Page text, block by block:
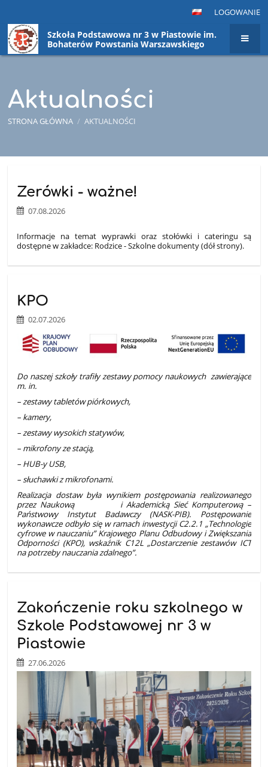
LOGOWANIE
Szkoła Podstawowa nr 3 w Piastowie im.
Bohaterów Powstania Warszawskiego
Aktualności
STRONA GŁÓWNA / AKTUALNOŚCI
Zerówki - ważne!
07.08.2026
Informacje na temat wyprawki oraz stołówki i cateringu są
dostępne w zakładce: Rodzice - Szkolne dokumenty (dół strony).
KPO
02.07.2026
Do naszej szkoły trafiły zestawy pomocy naukowych zawierające
m. in.
– zestawy tabletów piórkowych,
– kamery,
– zestawy wysokich statywów,
– mikrofony ze stacją,
– HUB-y USB,
– słuchawki z mikrofonami.
Realizacja dostaw była wynikiem postępowania realizowanego
przez Naukową i Akademicką Sieć Komputerową –
Państwowy Instytut Badawczy (NASK-PIB). Postępowanie
wykonawcze odbyło się w ramach inwestycji C2.2.1 „Technologie
cyfrowe w nauczaniu” Krajowego Planu Odbudowy i Zwiększania
Odporności (KPO), wskaźnik C12L „Dostarczenie zestawów ICT
na potrzeby nauczania zdalnego”.
Zakończenie roku szkolnego w
Szkole Podstawowej nr 3 w
Piastowie
27.06.2026